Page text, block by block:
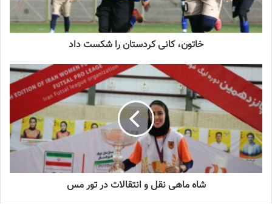
بانوان
2023-08-01
کیمیا رحیمی نیا (مازندران)
فرشته کریمی
، فرشته خسروی، فاطمه رحمتی ، مهتاب بنایی ، سحر
زمانی (اصفهان)
نسترن مقیمی ، الهام عنافچه ، مارال ترکمان ، محدثه محمدی ، زهرا
لطف آبادی ، سارا شیربیگی ، زینب کرمی ، مریم سید (خوزستان)
فهیمه قنبری (خراسان رضوی)
خاتون، کانی کردستان را شکست داد
شاه ماهی نقل و انتقالات در تور مس